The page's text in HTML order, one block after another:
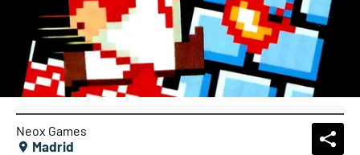
Neox Games
Madrid